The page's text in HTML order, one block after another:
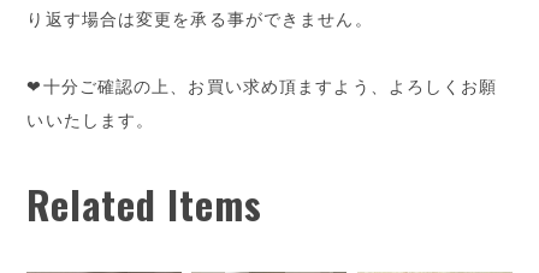
り返す場合は変更を承る事ができません。
❤十分ご確認の上、お買い求め頂ますよう、よろしくお願
いいたします。
Related Items